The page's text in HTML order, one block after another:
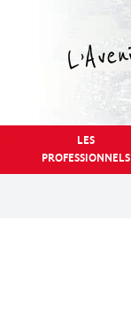
LES
PROFESSIONNELS